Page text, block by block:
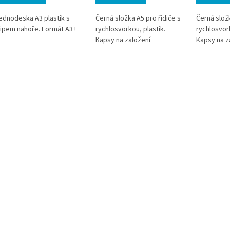
A3 plastik s
nahoře. Formát A3 !
Černá složka A5 pro řidiče s
rychlosvorkou, plastik.
Kapsy na založení
Černá
Kapsy na